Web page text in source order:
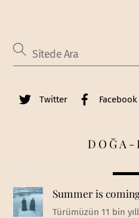
Twitter Facebook
Summer is
Türümüzün 11 bin